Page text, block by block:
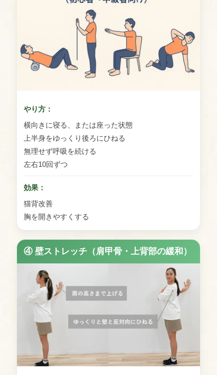
やり方：
横向きに寝る、または座った状態
上半身をゆっくり後ろにひねる
無理せず呼吸を続ける
左右10回ずつ
効果：
猫背改善
胸を開きやすくする
④ 壁ストレッチ（肩甲骨・上背部の緩和）